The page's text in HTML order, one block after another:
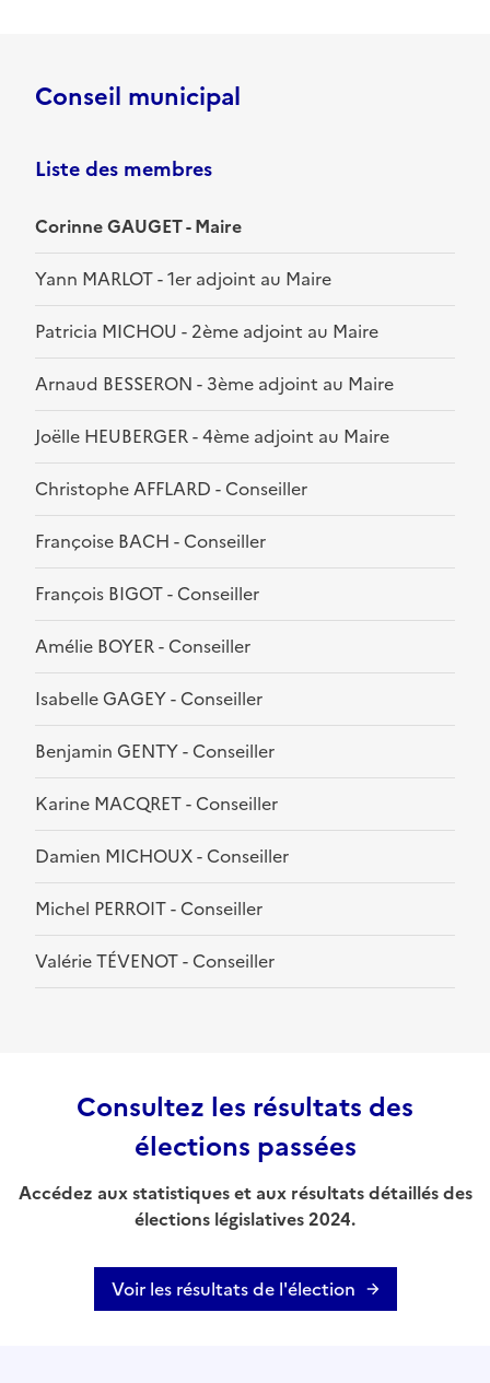
Conseil municipal
Liste des membres
Corinne GAUGET - Maire
Yann MARLOT - 1er adjoint au Maire
Patricia MICHOU - 2ème adjoint au Maire
Arnaud BESSERON - 3ème adjoint au Maire
Joëlle HEUBERGER - 4ème adjoint au Maire
Christophe AFFLARD - Conseiller
Françoise BACH - Conseiller
François BIGOT - Conseiller
Amélie BOYER - Conseiller
Isabelle GAGEY - Conseiller
Benjamin GENTY - Conseiller
Karine MACQRET - Conseiller
Damien MICHOUX - Conseiller
Michel PERROIT - Conseiller
Valérie TÉVENOT - Conseiller
Consultez les résultats des
élections passées
Accédez aux statistiques et aux résultats détaillés des
élections législatives 2024.
Voir les résultats de l'élection